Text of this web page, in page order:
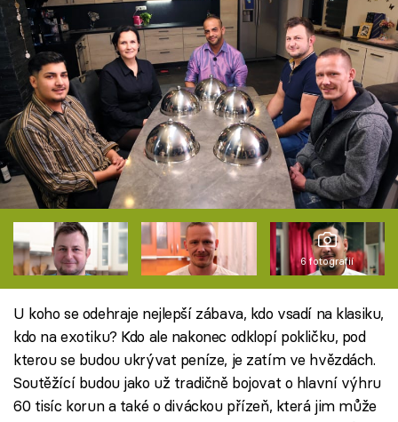
6 fotografií
U koho se odehraje nejlepší zábava, kdo vsadí na klasiku,
kdo na exotiku? Kdo ale nakonec odklopí pokličku, pod
kterou se budou ukrývat peníze, je zatím ve hvězdách.
Soutěžící budou jako už tradičně bojovat o hlavní výhru
60 tisíc korun a také o diváckou přízeň, která jim může